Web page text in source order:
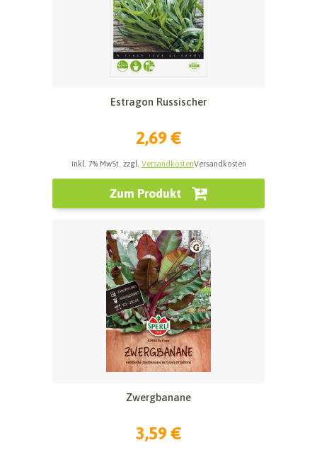
Estragon Russischer
2,69 €
inkl. 7% MwSt. zzgl. VersandkostenVersandkosten
Zum Produkt
Zwergbanane
3,59 €